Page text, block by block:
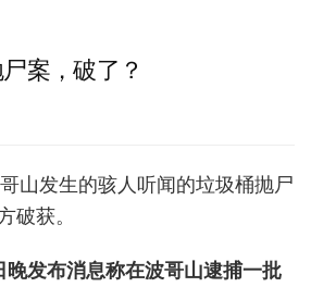
案，破了？
山发生的骇人听闻的垃圾桶抛尸
破获。
晚发布消息称在波哥山逮捕一批